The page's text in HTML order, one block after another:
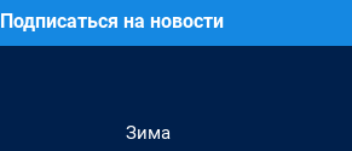
Подписаться на новости
Зима